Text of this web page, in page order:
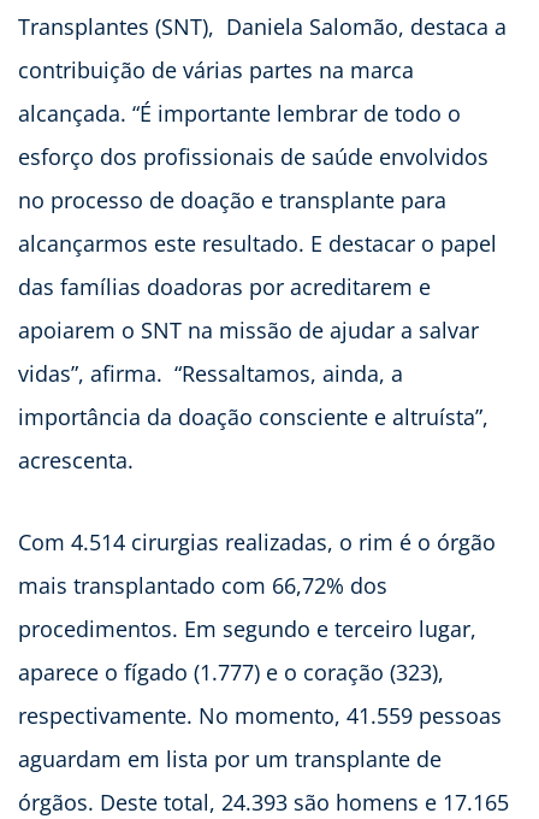
Transplantes (SNT), Daniela Salomão, destaca a
contribuição de várias partes na marca
alcançada. “É importante lembrar de todo o
esforço dos profissionais de saúde envolvidos
no processo de doação e transplante para
alcançarmos este resultado. E destacar o papel
das famílias doadoras por acreditarem e
apoiarem o SNT na missão de ajudar a salvar
vidas”, afirma. “Ressaltamos, ainda, a
importância da doação consciente e altruísta”,
acrescenta.
Com 4.514 cirurgias realizadas, o rim é o órgão
mais transplantado com 66,72% dos
procedimentos. Em segundo e terceiro lugar,
aparece o fígado (1.777) e o coração (323),
respectivamente. No momento, 41.559 pessoas
aguardam em lista por um transplante de
órgãos. Deste total, 24.393 são homens e 17.165